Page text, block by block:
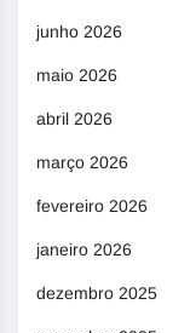
junho 2026
maio 2026
abril 2026
março 2026
fevereiro 2026
janeiro 2026
dezembro 2025